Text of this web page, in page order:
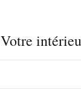
Votre